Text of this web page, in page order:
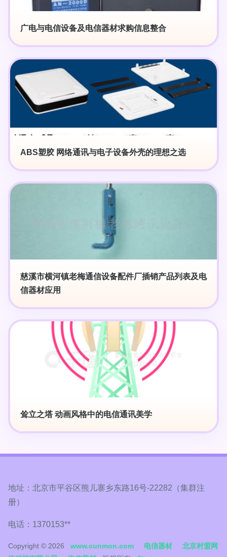
广电与电信设备及电信器材求购信息整合
ABS塑胶 网络通讯与电子设备外壳的理想之选
慈溪市横河镇老梅通信设备配件厂插销产品列表及电
信器材应用
耸立之塔 动画风格中的电信通讯美学
地址：北京市平谷区熊儿寨乡东路16号-22282（集群注
册）
电话：1370153**
Copyright © 2026 www.cunmon.com 电信器材
北京村盟网